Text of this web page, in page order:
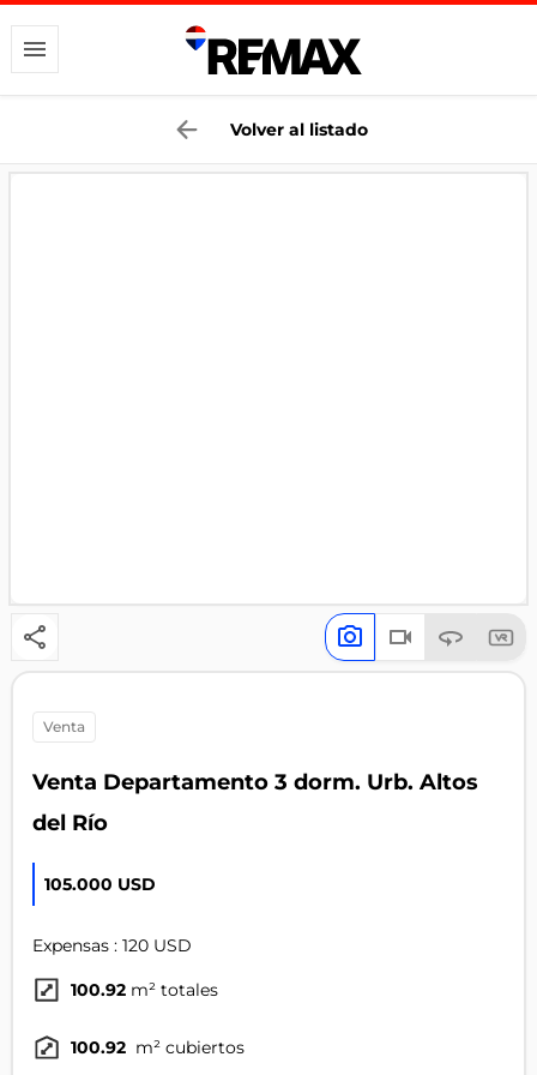
Volver al listado
venta
Venta Departamento 3 dorm. Urb. Altos
del Río
105.000 USD
Expensas : 120 USD
100.92 m² totales
100.92 m² cubiertos